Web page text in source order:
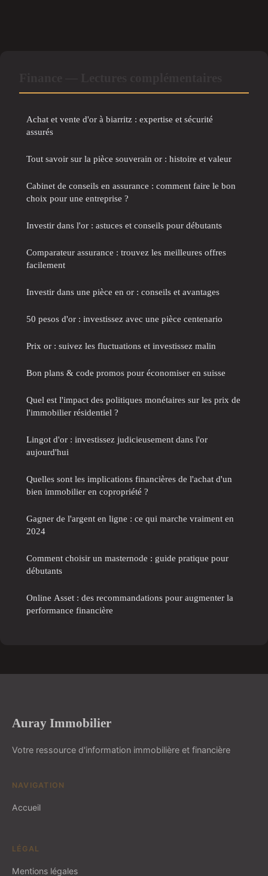
Achat et vente d'or à biarritz : expertise et sécurité
assurés
Tout savoir sur la pièce souverain or : histoire et valeur
Cabinet de conseils en assurance : comment faire le bon
choix pour une entreprise ?
Investir dans l'or : astuces et conseils pour débutants
Comparateur assurance : trouvez les meilleures offres
facilement
Investir dans une pièce en or : conseils et avantages
50 pesos d'or : investissez avec une pièce centenario
Prix or : suivez les fluctuations et investissez malin
Bon plans & code promos pour économiser en suisse
Quel est l'impact des politiques monétaires sur les prix de
l'immobilier résidentiel ?
Lingot d'or : investissez judicieusement dans l'or
aujourd'hui
Quelles sont les implications financières de l'achat d'un
bien immobilier en copropriété ?
Gagner de l'argent en ligne : ce qui marche vraiment en
2024
Comment choisir un masternode : guide pratique pour
débutants
Online Asset : des recommandations pour augmenter la
performance financière
Auray Immobilier
Votre ressource d'information immobilière et financière
NAVIGATION
Accueil
LÉGAL
Mentions légales